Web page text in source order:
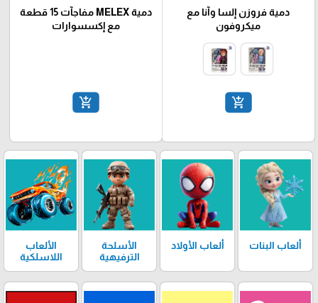
دمية فروزن إلسا وآنا مع
ميكروفون
add_shopping_cart
دمية MELEX مفاجآت 15 قطعة
مع إكسسوارات
add_shopping_cart
ألعاب البنات ألعاب الأولاد
الأسلحة
الترفيهية
الألعاب
اللاسلكية